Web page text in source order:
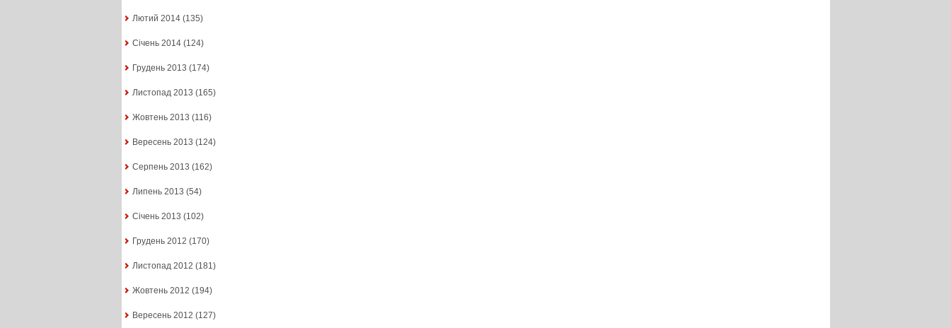
Лютий 2014(135)
Січень 2014(124)
Грудень 2013 (174)
Листопад 2013 (165)
Жовтень 2013 (116)
Вересень 2013 (124)
Серпень 2013 (162)
Липень 2013 (54)
Січень 2013 (102)
Грудень 2012 (170)
Листопад 2012 (181)
Жовтень 2012 (194)
Вересень 2012 (127)